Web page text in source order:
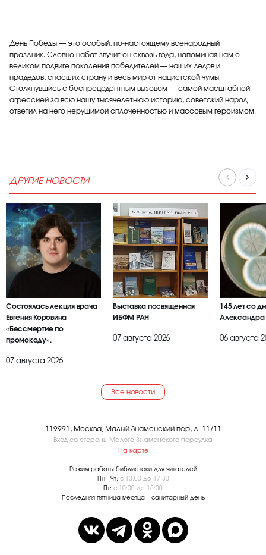
День Победы — это особый, по-настоящему всенародный
праздник. Словно набат звучит он сквозь года, напоминая нам о
великом подвиге поколения победителей — наших дедов и
прадедов, спасших страну и весь мир от нацистской чумы.
Столкнувшись с беспрецедентным вызовом — самой масштабной
агрессией за всю нашу тысячелетнюю историю, советский народ
ответил на него нерушимой сплоченностью и массовым героизмом.
ДРУГИЕ НОВОСТИ
Состоялась лекция врача
Евгения Коровина
«Бессмертие по
промокоду».
07 августа 2026
Выставка посвященная
ИБФМ РАН
07 августа 2026
145 лет со
Александра
06 августа
Все новости
119991, Москва, Малый Знаменский пер, д. 11/11
Вход со стороны Малого Знаменского переулка
На карте
Режим работы библиотеки для читателей
Пн - Чт: с 10:00 до 17:30
Пт: с 10:00 до 15:00
Последняя пятница месяца – санитарный день